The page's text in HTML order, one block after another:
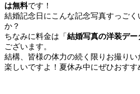
は無料です！
結婚記念日にこんな記念写真すっごく
か？
ちなみに料金は「 結婚写真の洋装デー
ございます。
結構、皆様の体力の続く限りお撮りい
楽しいですよ！夏休み中にぜひおす